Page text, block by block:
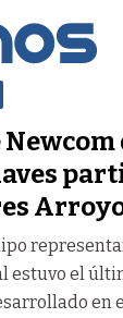
estuvo el
en